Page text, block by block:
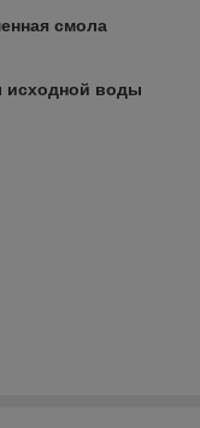
смола
исходной воды